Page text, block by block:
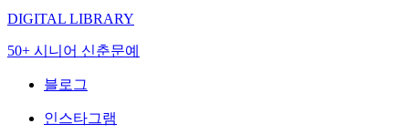
DIGITAL LIBRARY
50+ 시니어 신춘문예
블로그
인스타그램